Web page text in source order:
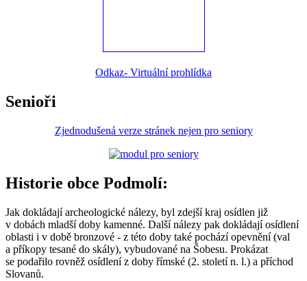
Odkaz- Virtuální prohlídka
Senioři
Zjednodušená verze stránek nejen pro seniory
Historie obce Podmolí:
Jak dokládají archeologické nálezy, byl zdejší kraj osídlen již
v dobách mladší doby kamenné. Další nálezy pak dokládají osídlení
oblasti i v době bronzové - z této doby také pochází opevnění (val
a příkopy tesané do skály), vybudované na Šobesu. Prokázat
se podařilo rovněž osídlení z doby římské (2. století n. l.) a příchod
Slovanů.